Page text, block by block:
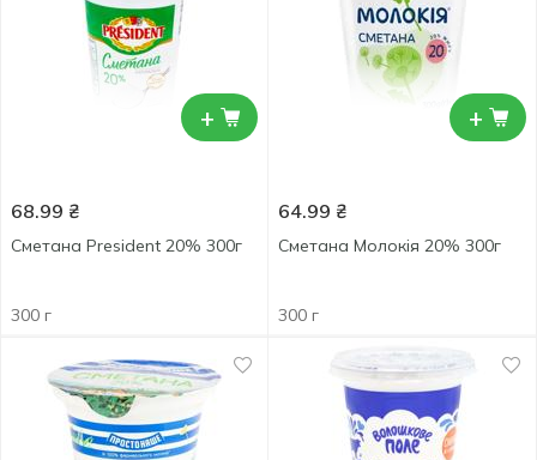
+
68.99 ₴
Сметана President 20% 300г
300 г
+
64.99 ₴
Сметана Молокія 20% 300г
300 г